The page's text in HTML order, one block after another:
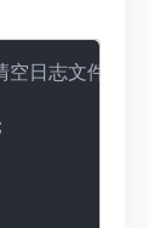
日志文件；